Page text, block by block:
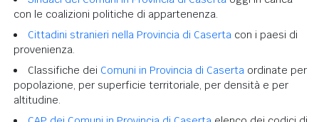
con le coalizioni politiche di appartenenza.
Cittadini stranieri nella Provincia di Caserta con i paesi di
provenienza.
Classifiche dei Comuni in Provincia di Caserta ordinate per
popolazione, per superficie territoriale, per densità e per
altitudine.